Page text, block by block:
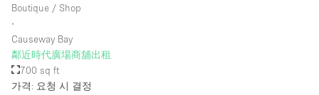
Boutique / Shop
∙
Causeway Bay
鄰近時代廣場商舖出租
700 sq ft
가격: 요청 시 결정